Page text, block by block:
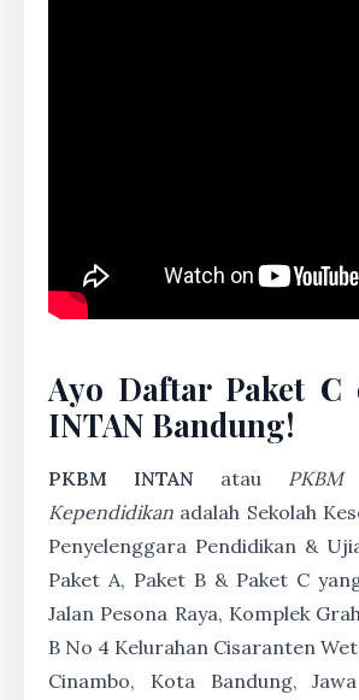
Ayo Daftar Paket C
INTAN Bandung!
PKBM INTAN atau
Kependidikan adalah Sekolah
Penyelenggara Pendidikan &
Paket A, Paket B & Paket C
Jalan Pesona Raya, Komplek
B No 4 Kelurahan Cisaranten
Cinambo, Kota Bandung,